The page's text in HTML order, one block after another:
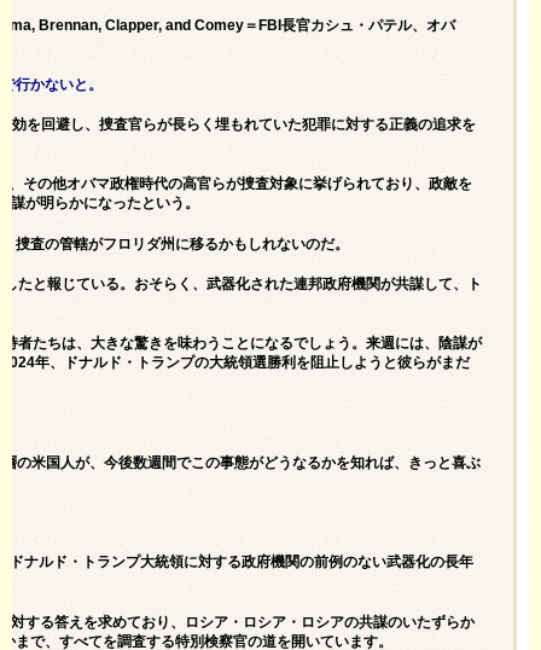
プ Brennan, Clapper, and Comey＝FBI長官カシュ・パテル、オバ
行かないと。
を回避し、捜査官らが長らく埋もれていた犯罪に対する正義の追求を
その他オバマ政権時代の高官らが捜査対象に挙げられており、政敵を
が明らかになったという。
捜査の管轄がフロリダ州に移るかもしれないのだ。
たと報じている。おそらく、武器化された連邦政府機関が共謀して、ト
者たちは、大きな驚きを味わうことになるでしょう。来週には、陰謀が
年、ドナルド・トランプの大統領選勝利を阻止しようと彼らがまだ
の米国人が、今後数週間でこの事態がどうなるかを知れば、きっと喜ぶ
ナルド・トランプ大統領に対する政府機関の前例のない武器化の長年
する答えを求めており、ロシア・ロシア・ロシアの共謀のいたずらか
で、すべてを調査する特別検察官の道を開いています。